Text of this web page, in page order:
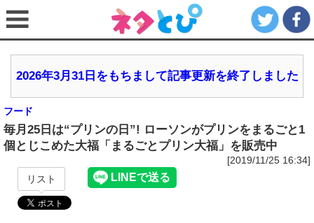
2026年3月31日をもちまして記事更新を終了しました
フード
毎月25日は“プリンの日”! ローソンがプリンをまるごと1
個とじこめた大福「まるごとプリン大福」を販売中
[2019/11/25 16:34]
リスト